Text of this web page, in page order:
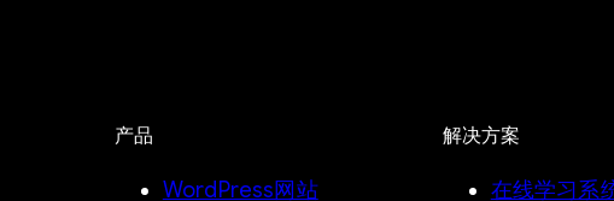
产品
WordPress网站
解决方案
在线学习系